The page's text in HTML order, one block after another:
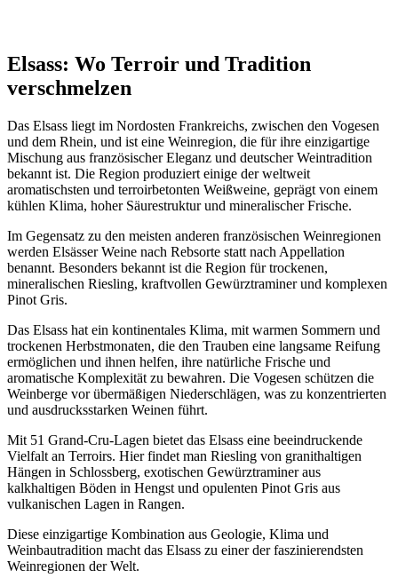
Elsass: Wo Terroir und Tradition
verschmelzen
Das Elsass liegt im Nordosten Frankreichs, zwischen den Vogesen
und dem Rhein, und ist eine Weinregion, die für ihre einzigartige
Mischung aus französischer Eleganz und deutscher Weintradition
bekannt ist. Die Region produziert einige der weltweit
aromatischsten und terroirbetonten Weißweine, geprägt von einem
kühlen Klima, hoher Säurestruktur und mineralischer Frische.
Im Gegensatz zu den meisten anderen französischen Weinregionen
werden Elsässer Weine nach Rebsorte statt nach Appellation
benannt. Besonders bekannt ist die Region für trockenen,
mineralischen Riesling, kraftvollen Gewürztraminer und komplexen
Pinot Gris.
Das Elsass hat ein kontinentales Klima, mit warmen Sommern und
trockenen Herbstmonaten, die den Trauben eine langsame Reifung
ermöglichen und ihnen helfen, ihre natürliche Frische und
aromatische Komplexität zu bewahren. Die Vogesen schützen die
Weinberge vor übermäßigen Niederschlägen, was zu konzentrierten
und ausdrucksstarken Weinen führt.
Mit 51 Grand-Cru-Lagen bietet das Elsass eine beeindruckende
Vielfalt an Terroirs. Hier findet man Riesling von granithaltigen
Hängen in Schlossberg, exotischen Gewürztraminer aus
kalkhaltigen Böden in Hengst und opulenten Pinot Gris aus
vulkanischen Lagen in Rangen.
Diese einzigartige Kombination aus Geologie, Klima und
Weinbautradition macht das Elsass zu einer der faszinierendsten
Weinregionen der Welt.